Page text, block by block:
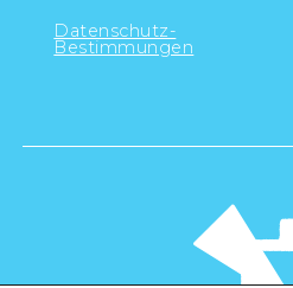
Datenschutz-
Bestimmungen